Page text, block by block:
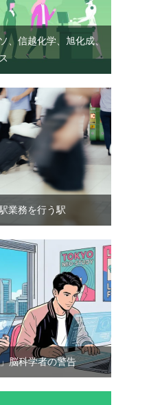
、信越化学、旭化成、
業務を行う駅
脳科学者の警告